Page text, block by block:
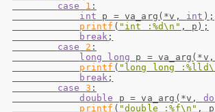
case
1 :
int p = va_arg(*v, int );
printf ( "int :%d\n" , p);
break ;
case
2 :
long
long p =
printf ( "long long
break ;
case
3 :
double
p = va_arg(*v,
printf ( "double :%f\n" ,